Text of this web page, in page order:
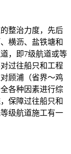
整治力度，先后
横沥、盐铁塘和
，即7级航道或等
过往船只和工程
顾浦（省界～鸡
各种因素进行综
保障过往船只和
级航道施工有一